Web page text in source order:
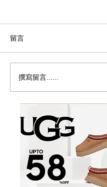
历史新低！
秀丽 Winfield 2 全
20+28寸 黑色拉杆
件套1.7折
留言
撰寫留言......